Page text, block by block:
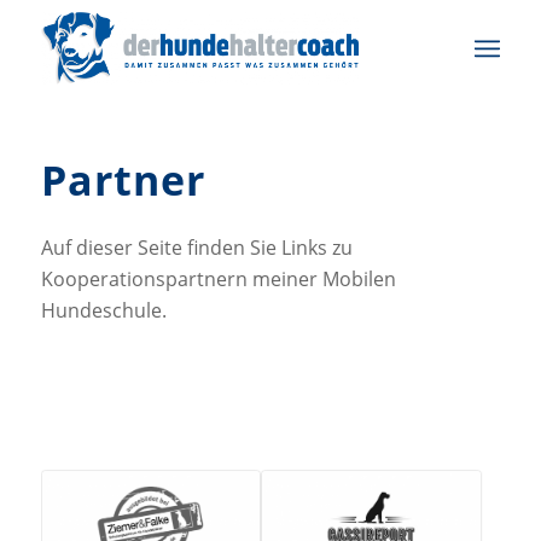
Partner
Auf dieser Seite finden Sie Links zu
Kooperationspartnern meiner Mobilen
Hundeschule.